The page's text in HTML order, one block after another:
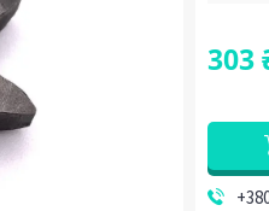
303